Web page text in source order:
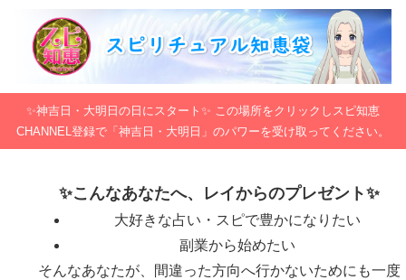
✨神吉日・大明日の日にスタート✨ この場所をクリックしスピ知恵
CHANNEL登録で「神吉日・大明日」のパワーを受け取ってください。
✨こんなあなたへ、レイからのプレゼント✨
大好きな占い・スピで豊かになりたい
副業から始めたい
そんなあなたが、間違った方向へ行かないためにも一度